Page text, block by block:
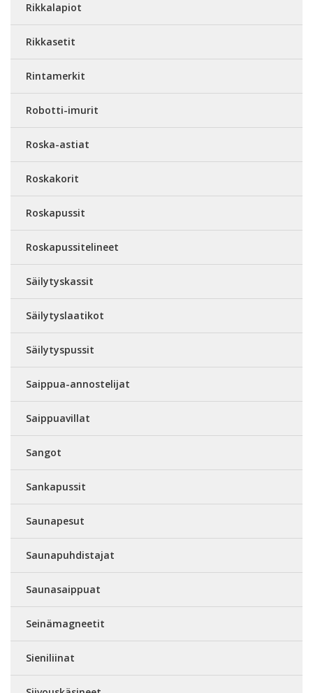
Rikkalapiot
Rikkasetit
Rintamerkit
Robotti-imurit
Roska-astiat
Roskakorit
Roskapussit
Roskapussitelineet
Säilytyskassit
Säilytyslaatikot
Säilytyspussit
Saippua-annostelijat
Saippuavillat
Sangot
Sankapussit
Saunapesut
Saunapuhdistajat
Saunasaippuat
Seinämagneetit
Sieniliinat